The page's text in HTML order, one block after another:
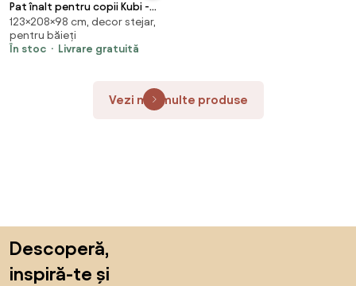
Pat înalt pentru copii Kubi -
stejar / 90x200
123×208×98 cm, decor stejar,
pentru băieți
În stoc
Livrare gratuită
Vezi mai multe produse
Descoperă,
inspiră-te și